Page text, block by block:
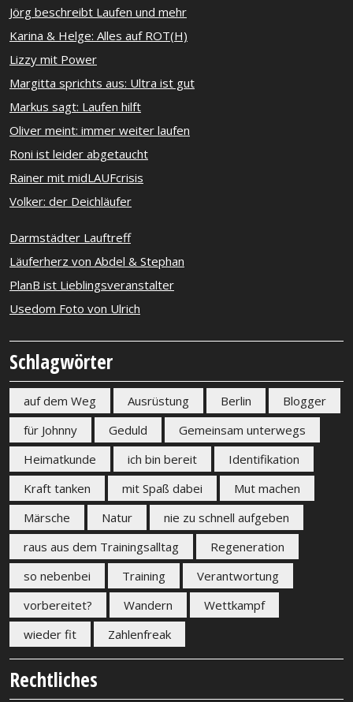
Jörg beschreibt Laufen und mehr
Karina & Helge: Alles auf ROT(H)
Lizzy mit Power
Margitta sprichts aus: Ultra ist gut
Markus sagt: Laufen hilft
Oliver meint: immer weiter laufen
Roni ist leider abgetaucht
Rainer mit midLAUFcrisis
Volker: der Deichläufer
Darmstädter Lauftreff
Läuferherz von Abdel & Stephan
PlanB ist Lieblingsveranstalter
Usedom Foto von Ulrich
Schlagwörter
auf dem Weg Ausrüstung Berlin
Blogger
für Johnny
Geduld
Gemeinsam unterwegs
Heimatkunde
ich bin bereit
Identifikation
Kraft tanken
mit Spaß dabei
Mut machen
Märsche
Natur
nie zu schnell aufgeben
raus aus dem Trainingsalltag
Regeneration
so nebenbei
Training
Verantwortung
vorbereitet?
Wandern
Wettkampf
wieder fit
Zahlenfreak
Rechtliches